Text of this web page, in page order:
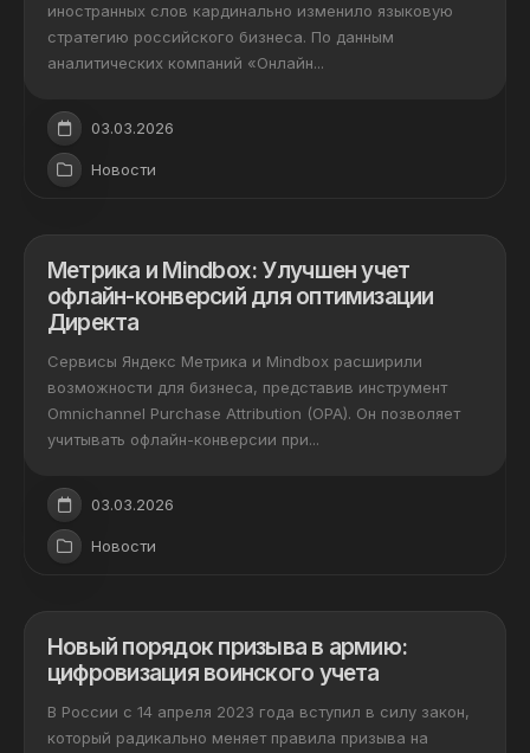
иностранных слов кардинально изменило языковую
стратегию российского бизнеса. По данным
аналитических компаний «Онлайн...
03.03.2026
Новости
Метрика и Mindbox: Улучшен учет
офлайн-конверсий для оптимизации
Директа
Сервисы Яндекс Метрика и Mindbox расширили
возможности для бизнеса, представив инструмент
Omniсhannel Purchase Attribution (OPA). Он позволяет
учитывать офлайн-конверсии при...
03.03.2026
Новости
Новый порядок призыва в армию:
цифровизация воинского учета
В России с 14 апреля 2023 года вступил в силу закон,
который радикально меняет правила призыва на